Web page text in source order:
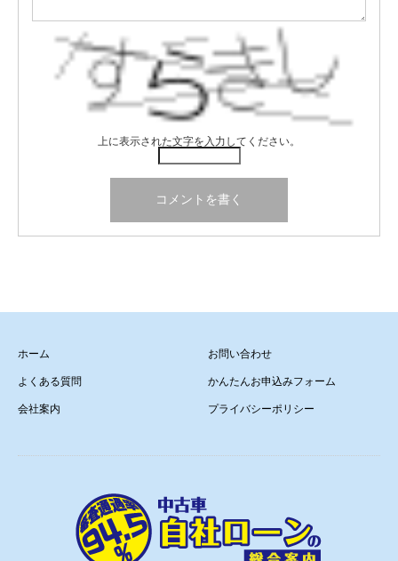
上に表示された文字を入力してください。
ホーム
よくある質問
会社案内
お問い合わせ
かんたんお申込みフォーム
プライバシーポリシー